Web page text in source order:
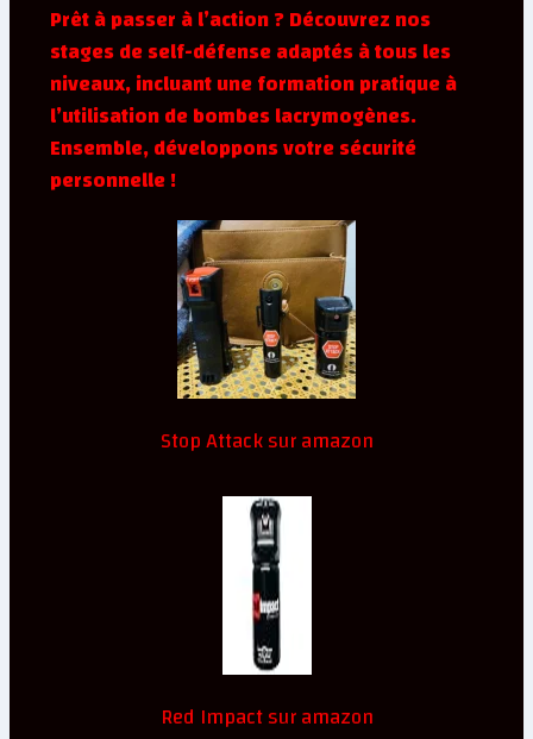
Prêt à passer à l’action ? Découvrez nos
stages de self-défense adaptés à tous les
niveaux, incluant une formation pratique à
l’utilisation de bombes lacrymogènes.
Ensemble, développons votre sécurité
personnelle !
Stop Attack sur amazon
Red Impact sur amazon